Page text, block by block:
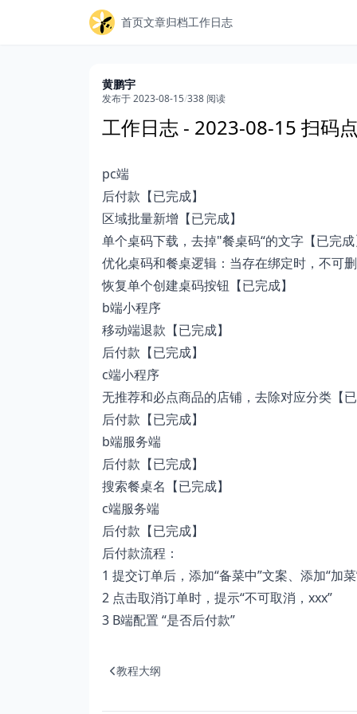
首页文章归档工作日志
黄鹏宇
发布于 2023-08-15/338 阅读
工作日志 - 2023-08-15 扫码
pc端
后付款【已完成】
区域批量新增【已完成】
单个桌码下载，去掉"餐桌码“的文字【已完
优化桌码和餐桌逻辑：当存在绑定时，不可
恢复单个创建桌码按钮【已完成】
b端小程序
移动端退款【已完成】
后付款【已完成】
c端小程序
无推荐和必点商品的店铺，去除对应分类【
后付款【已完成】
b端服务端
后付款【已完成】
搜索餐桌名【已完成】
c端服务端
后付款【已完成】
后付款流程：
1 提交订单后，添加“备菜中”文案、添加“加
2 点击取消订单时，提示“不可取消，xxx”
3 B端配置 “是否后付款”
教程大纲